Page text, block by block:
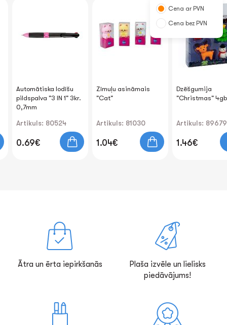
Automātiska lodīšu
pildspalva "3 IN 1" 3kr.
0,7mm
Artikuls: 80524
0.69€
Zīmuļu asināmais
"Cat"
Artikuls: 81030
1.04€
Dzēšgumija
"Christmas"
Artikuls: 89679
1.46€
Cena ar PVN
Cena bez PVN
Ātra un ērta iepirkšanās
Plaša izvēle un lielisks
piedāvājums!